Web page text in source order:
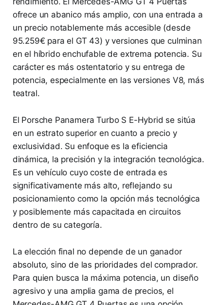
ofrece un abanico más amplio, con una entrada a
un precio notablemente más accesible (desde
95.259€ para el GT 43) y versiones que culminan
en el híbrido enchufable de extrema potencia. Su
carácter es más ostentatorio y su entrega de
potencia, especialmente en las versiones V8, más
teatral.
El Porsche Panamera Turbo S E-Hybrid se sitúa
en un estrato superior en cuanto a precio y
exclusividad. Su enfoque es la eficiencia
dinámica, la precisión y la integración tecnológica.
Es un vehículo cuyo coste de entrada es
significativamente más alto, reflejando su
posicionamiento como la opción más tecnológica
y posiblemente más capacitada en circuitos
dentro de su categoría.
La elección final no depende de un ganador
absoluto, sino de las prioridades del comprador.
Para quien busca la máxima potencia, un diseño
agresivo y una amplia gama de precios, el